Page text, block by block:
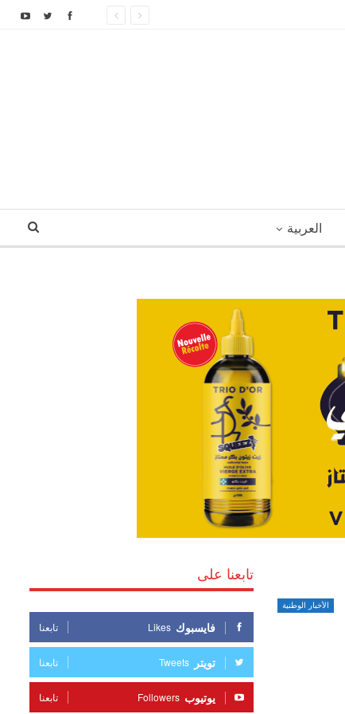
العربية
الأخبار الوطنية
تابعنا على
فايسبوك Likes تابعنا
تويتر Tweets تابعنا
يوتيوب Followers تابعنا